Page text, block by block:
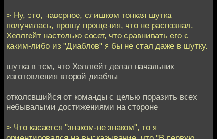
> Ну, это, наверное, слишком тонкая шутка
получилась, прошу прощения, что не распознал.
Хеллгейт настолько сосет, что сравнивать его с
каким-либо из "Диаблов" я бы не стал даже в шутку.
шутка в том, что Хеллгейт делал начальник
изготовления второй диаблы
отколовшийся от команды с целью поразить всех
небывалыми достижениями на стороне
> Что касается "знаком-не знаком", то я